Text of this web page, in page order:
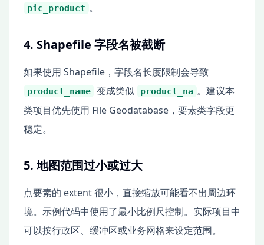
pic_product 。
4. Shapefile 字段名被截断
如果使用 Shapefile，字段名长度限制会导致
product_name 变成类似 product_na 。建议本
类项目优先使用 File Geodatabase，要素类字段更
稳定。
5. 地图范围过小或过大
点要素的 extent 很小，直接缩放可能看不出周边环
境。示例代码中使用了最小比例尺控制。实际项目中
可以按行政区、缓冲区或业务网格来设定范围。